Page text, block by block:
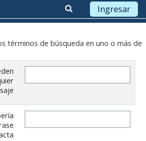
Ingresar
términos de búsqueda en uno o más de